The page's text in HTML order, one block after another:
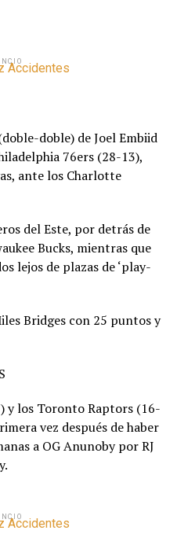
doble) de Joel Embiid
76ers (28-13),
ante los Charlotte
del Este, por detrás de
Bucks, mientras que
lejos de plazas de ‘play-
Bridges con 25 puntos y
y los Toronto Raptors (16-
vez después de haber
a OG Anunoby por RJ